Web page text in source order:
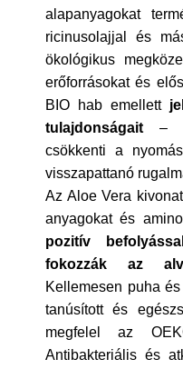
alapanyagokat
ricinusolajjal és
ökológikus
erőforrásokat és
BIO hab emellett
tulajdonságait –
csökkenti a
visszapattanó
Az Aloe Vera
anyagokat és
pozitív
fokozzák az
Kellemesen puha
tanúsított és
megfelel az
Antibakteriális és